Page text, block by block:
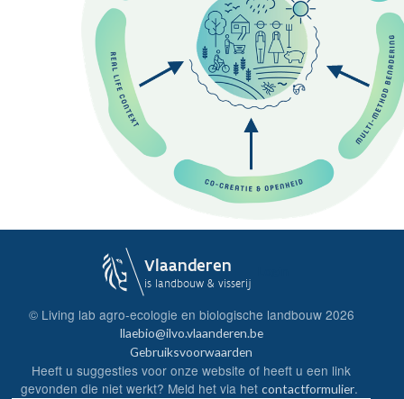
© Living lab agro-ecologie en biologische landbouw 2026
llaebio@ilvo.vlaanderen.be
Gebruiksvoorwaarden
Heeft u suggesties voor onze website of heeft u een link
gevonden die niet werkt? Meld het via het contactformulier.